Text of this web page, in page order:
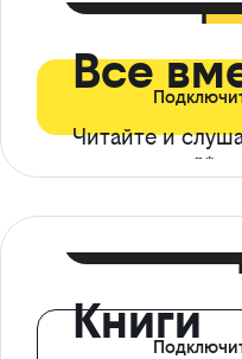
Все
Читайте и
ограничений*
Книги